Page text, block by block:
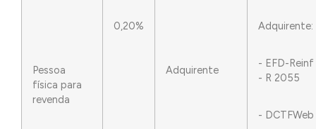
Pessoa
física para
revenda
0,20%
Adquirente
Adquirente:
- EFD-Reinf
- R 2055
- DCTFWeb